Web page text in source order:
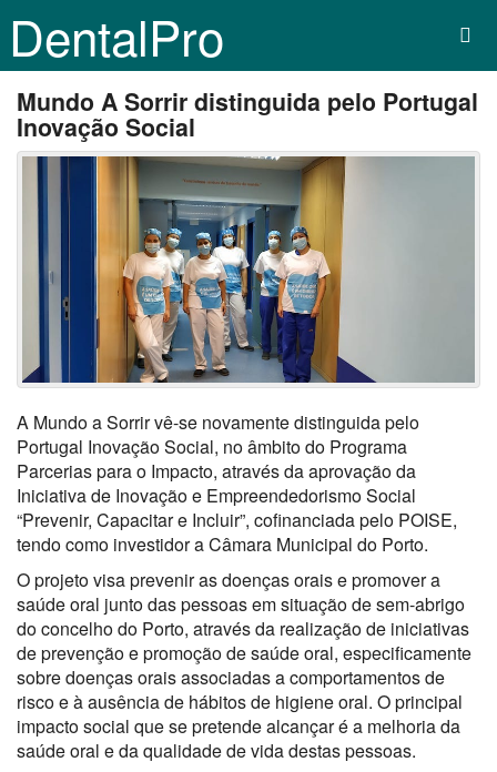
DentalPro
Mundo A Sorrir distinguida pelo Portugal
Inovação Social
A Mundo a Sorrir vê-se novamente distinguida pelo
Portugal Inovação Social, no âmbito do Programa
Parcerias para o Impacto, através da aprovação da
Iniciativa de Inovação e Empreendedorismo Social
“Prevenir, Capacitar e Incluir”, cofinanciada pelo POISE,
tendo como investidor a Câmara Municipal do Porto.
O projeto visa prevenir as doenças orais e promover a
saúde oral junto das pessoas em situação de sem-abrigo
do concelho do Porto, através da realização de iniciativas
de prevenção e promoção de saúde oral, especificamente
sobre doenças orais associadas a comportamentos de
risco e à ausência de hábitos de higiene oral. O principal
impacto social que se pretende alcançar é a melhoria da
saúde oral e da qualidade de vida destas pessoas.